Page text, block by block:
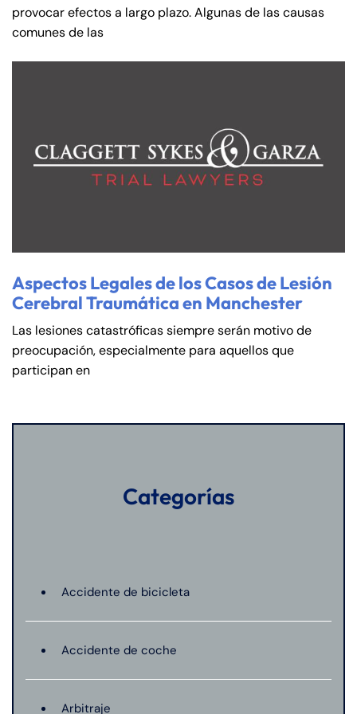
provocar efectos a largo plazo. Algunas de las causas
comunes de las
Aspectos Legales de los Casos de Lesión
Cerebral Traumática en Manchester
Las lesiones catastróficas siempre serán motivo de
preocupación, especialmente para aquellos que
participan en
Categorías
Accidente de bicicleta
Accidente de coche
Arbitraje